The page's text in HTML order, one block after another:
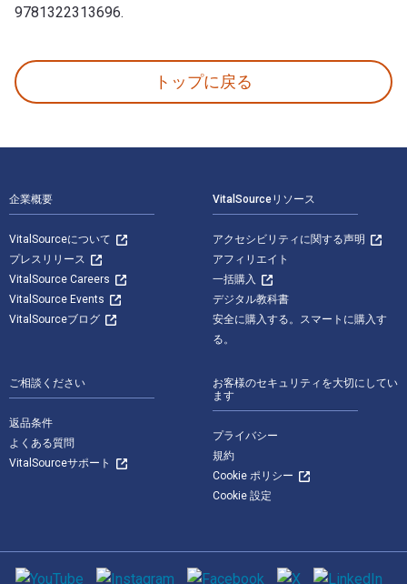
9781322313696.
トップに戻る
企業概要
VitalSourceについて
プレスリリース
VitalSource Careers
VitalSource Events
VitalSourceブログ
VitalSourceリソース
アクセシビリティに関する声明
アフィリエイト
一括購入
デジタル教科書
安全に購入する。スマートに購入す
る。
ご相談ください
返品条件
よくある質問
VitalSourceサポート
お客様のセキュリティを大切にしてい
ます
プライバシー
規約
Cookie ポリシー
Cookie 設定
ソーシャルメディア